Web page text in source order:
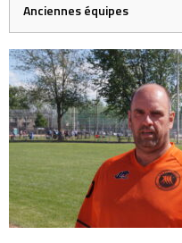
Anciennes équipes